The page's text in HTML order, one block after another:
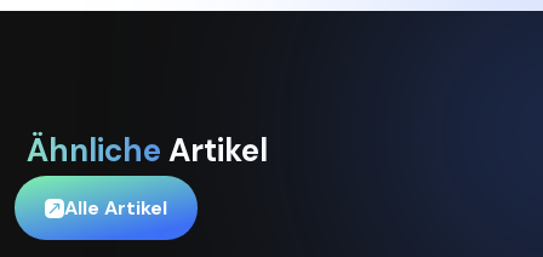
Ähnliche Artikel
Alle Artikel